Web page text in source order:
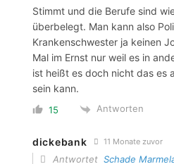
Stimmt und die Berufe sind
überbelegt. Man kann also
Krankenschwester ja keinen
Mal im Ernst nur weil es in
ist heißt es doch nicht das es
sein kann.
15 Antworten
dickebank 11 Monate zuvor
Antwortet Schade